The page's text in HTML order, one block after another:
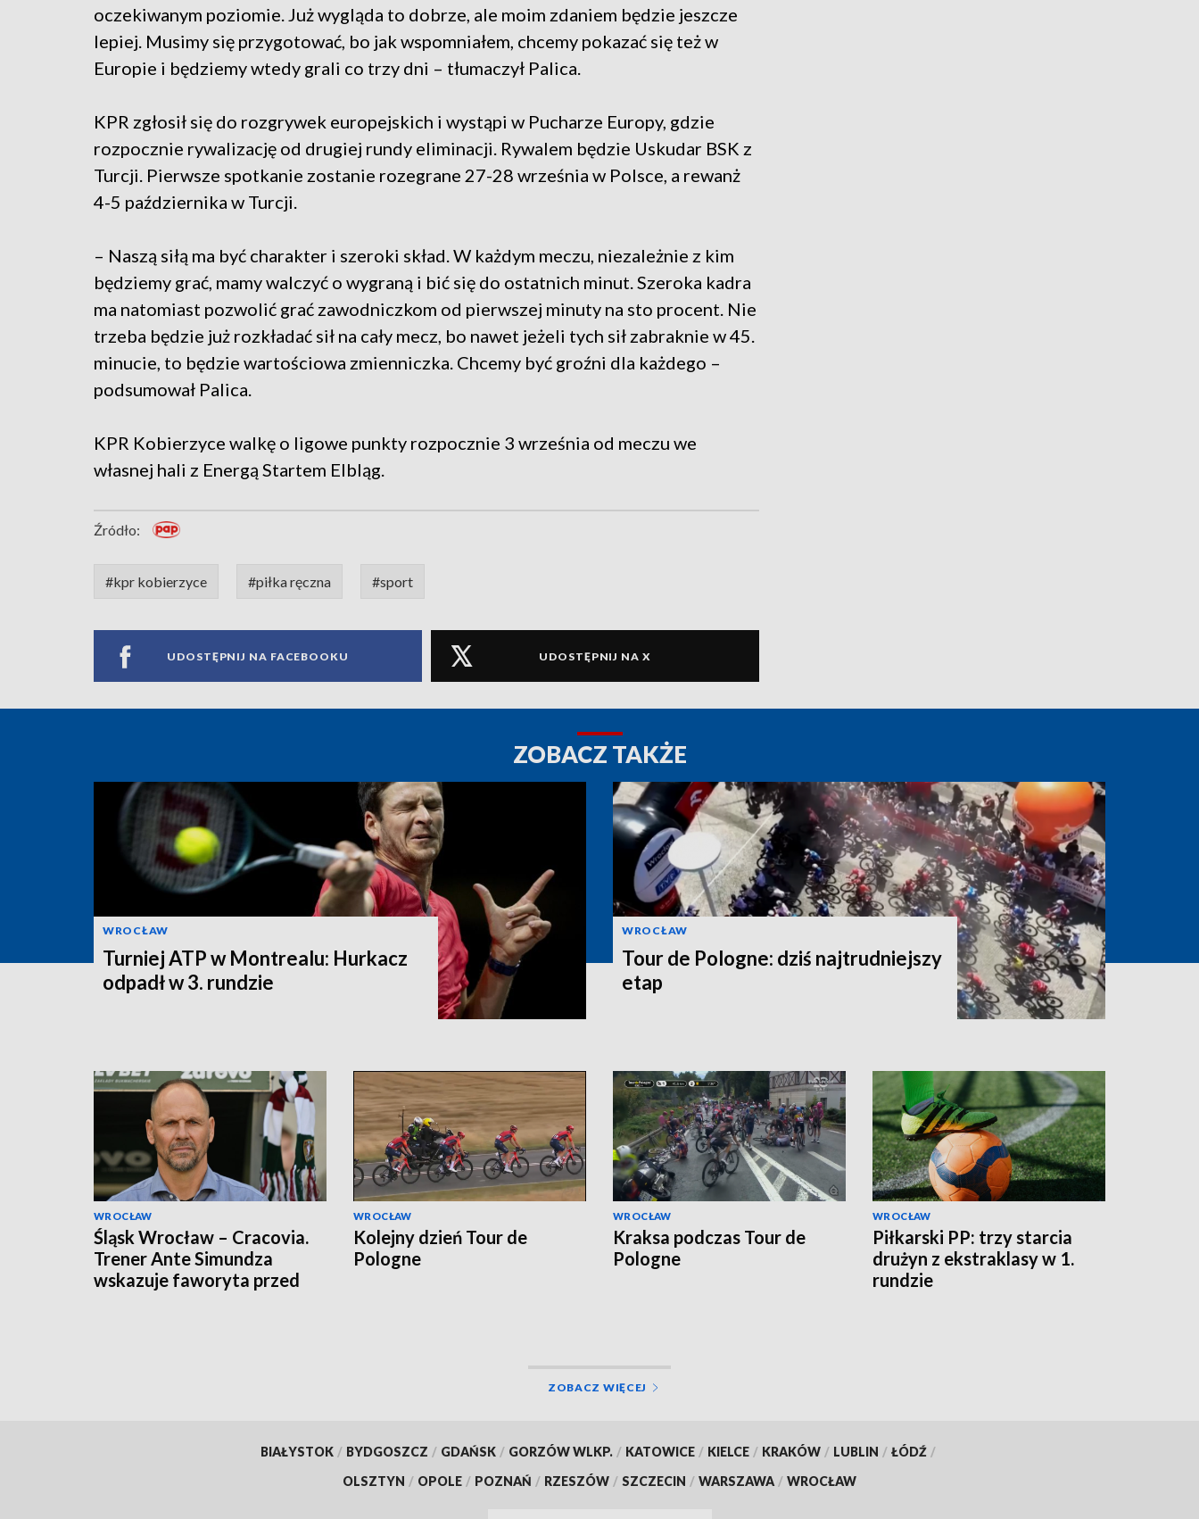
oczekiwanym poziomie. Już wygląda to dobrze, ale moim zdaniem będzie jeszcze
lepiej. Musimy się przygotować, bo jak wspomniałem, chcemy pokazać się też w
Europie i będziemy wtedy grali co trzy dni – tłumaczył Palica.
KPR zgłosił się do rozgrywek europejskich i wystąpi w Pucharze Europy, gdzie
rozpocznie rywalizację od drugiej rundy eliminacji. Rywalem będzie Uskudar BSK z
Turcji. Pierwsze spotkanie zostanie rozegrane 27-28 września w Polsce, a rewanż
4-5 października w Turcji.
– Naszą siłą ma być charakter i szeroki skład. W każdym meczu, niezależnie z kim
będziemy grać, mamy walczyć o wygraną i bić się do ostatnich minut. Szeroka kadra
ma natomiast pozwolić grać zawodniczkom od pierwszej minuty na sto procent. Nie
trzeba będzie już rozkładać sił na cały mecz, bo nawet jeżeli tych sił zabraknie w 45.
minucie, to będzie wartościowa zmienniczka. Chcemy być groźni dla każdego –
podsumował Palica.
KPR Kobierzyce walkę o ligowe punkty rozpocznie 3 września od meczu we
własnej hali z Energą Startem Elbląg.
Źródło:
#kpr kobierzyce #piłka ręczna #sport
UDOSTĘPNIJ NA FACEBOOKU UDOSTĘPNIJ NA X
ZOBACZ TAKŻE
WROCŁAW
Turniej ATP w Montrealu: Hurkacz
odpadł w 3. rundzie
WROCŁAW
Tour de Pologne: dziś najtrudniejszy
etap
WROCŁAW
Śląsk Wrocław – Cracovia.
Trener Ante Simundza
wskazuje faworyta przed
WROCŁAW
Kolejny dzień Tour de
Pologne
WROCŁAW
Kraksa podczas Tour de
Pologne
WROCŁAW
Piłkarski PP: trzy starcia
drużyn z ekstraklasy w 1.
rundzie
ZOBACZ WIĘCEJ
BIAŁYSTOK / BYDGOSZCZ / GDAŃSK / GORZÓW WLKP. / KATOWICE / KIELCE / KRAKÓW / LUBLIN / ŁÓDŹ /
OLSZTYN / OPOLE / POZNAŃ / RZESZÓW / SZCZECIN / WARSZAWA / WROCŁAW